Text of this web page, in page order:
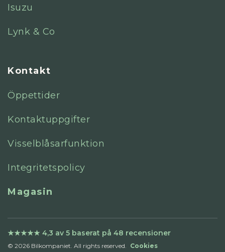
Isuzu
Lynk & Co
Kontakt
Öppettider
Kontaktuppgifter
Visselblåsarfunktion
Integritetspolicy
Magasin
© 2026 Bilkompaniet. All rights reserved. Cookies